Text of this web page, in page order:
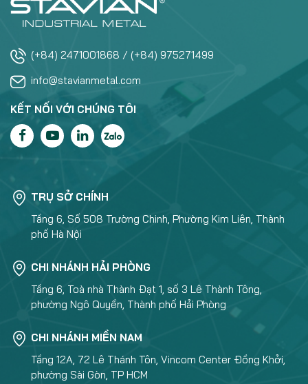
(+84) 2471001868 / (+84) 975271499
info@stavianmetal.com
KẾT NỐI VỚI CHÚNG TÔI
TRỤ SỞ CHÍNH
Tầng 6, Số 508 Trường Chinh, Phường Kim Liên, Thành
phố Hà Nội
CHI NHÁNH HẢI PHÒNG
Tầng 6, Toà nhà Thành Đạt 1, số 3 Lê Thành Tông,
phường Ngô Quyền, Thành phố Hải Phòng
CHI NHÁNH MIỀN NAM
Tầng 12A, 72 Lê Thánh Tôn, Vincom Center Đồng Khởi,
phường Sài Gòn, TP HCM